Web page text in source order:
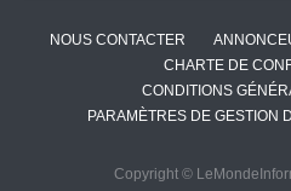
NOUS CONTACTER
CHARTE DE
CONDITIONS
PARAMÈTRES DE GESTION
Copyright ©